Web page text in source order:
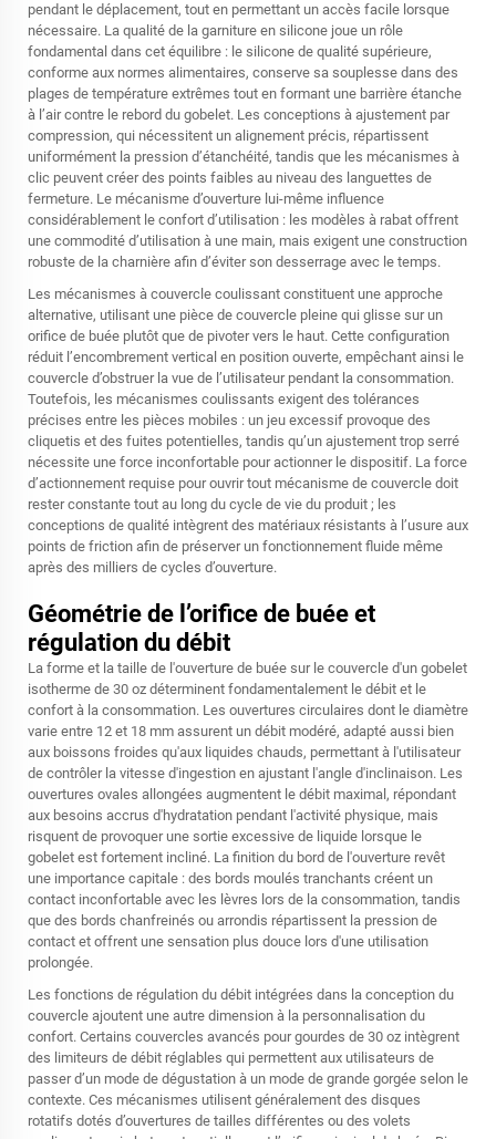
pendant le déplacement, tout en permettant un accès facile lorsque
nécessaire. La qualité de la garniture en silicone joue un rôle
fondamental dans cet équilibre : le silicone de qualité supérieure,
conforme aux normes alimentaires, conserve sa souplesse dans des
plages de température extrêmes tout en formant une barrière étanche
à l’air contre le rebord du gobelet. Les conceptions à ajustement par
compression, qui nécessitent un alignement précis, répartissent
uniformément la pression d’étanchéité, tandis que les mécanismes à
clic peuvent créer des points faibles au niveau des languettes de
fermeture. Le mécanisme d’ouverture lui-même influence
considérablement le confort d’utilisation : les modèles à rabat offrent
une commodité d’utilisation à une main, mais exigent une construction
robuste de la charnière afin d’éviter son desserrage avec le temps.
Les mécanismes à couvercle coulissant constituent une approche
alternative, utilisant une pièce de couvercle pleine qui glisse sur un
orifice de buée plutôt que de pivoter vers le haut. Cette configuration
réduit l’encombrement vertical en position ouverte, empêchant ainsi le
couvercle d’obstruer la vue de l’utilisateur pendant la consommation.
Toutefois, les mécanismes coulissants exigent des tolérances
précises entre les pièces mobiles : un jeu excessif provoque des
cliquetis et des fuites potentielles, tandis qu’un ajustement trop serré
nécessite une force inconfortable pour actionner le dispositif. La force
d’actionnement requise pour ouvrir tout mécanisme de couvercle doit
rester constante tout au long du cycle de vie du produit ; les
conceptions de qualité intègrent des matériaux résistants à l’usure aux
points de friction afin de préserver un fonctionnement fluide même
après des milliers de cycles d’ouverture.
Géométrie de l’orifice de buée et
régulation du débit
La forme et la taille de l'ouverture de buée sur le couvercle d'un gobelet
isotherme de 30 oz déterminent fondamentalement le débit et le
confort à la consommation. Les ouvertures circulaires dont le diamètre
varie entre 12 et 18 mm assurent un débit modéré, adapté aussi bien
aux boissons froides qu'aux liquides chauds, permettant à l'utilisateur
de contrôler la vitesse d'ingestion en ajustant l'angle d'inclinaison. Les
ouvertures ovales allongées augmentent le débit maximal, répondant
aux besoins accrus d'hydratation pendant l'activité physique, mais
risquent de provoquer une sortie excessive de liquide lorsque le
gobelet est fortement incliné. La finition du bord de l'ouverture revêt
une importance capitale : des bords moulés tranchants créent un
contact inconfortable avec les lèvres lors de la consommation, tandis
que des bords chanfreinés ou arrondis répartissent la pression de
contact et offrent une sensation plus douce lors d'une utilisation
prolongée.
Les fonctions de régulation du débit intégrées dans la conception du
couvercle ajoutent une autre dimension à la personnalisation du
confort. Certains couvercles avancés pour gourdes de 30 oz intègrent
des limiteurs de débit réglables qui permettent aux utilisateurs de
passer d’un mode de dégustation à un mode de grande gorgée selon le
contexte. Ces mécanismes utilisent généralement des disques
rotatifs dotés d’ouvertures de tailles différentes ou des volets